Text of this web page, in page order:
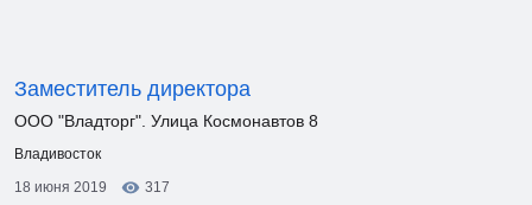
Заместитель директора
ООО "Владторг". Улица Космонавтов 8
Владивосток
18 июня 2019
317